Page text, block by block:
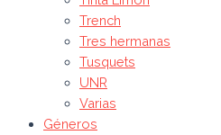
Trench
Tres hermanas
Tusquets
UNR
Varias
Géneros